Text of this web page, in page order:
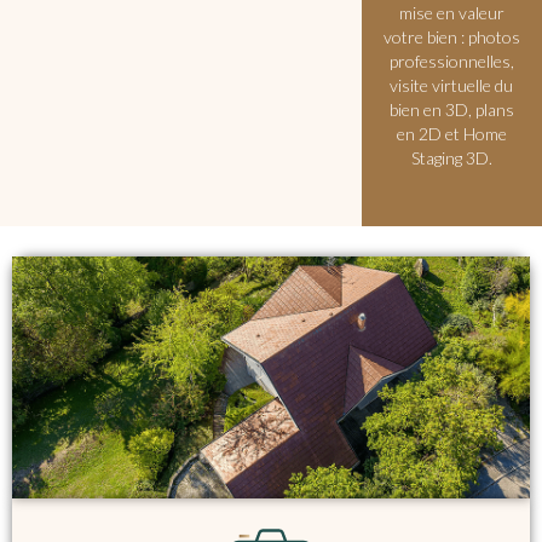
mise en valeur
votre bien : photos
professionnelles,
visite virtuelle du
bien en 3D, plans
en 2D et Home
Staging 3D.